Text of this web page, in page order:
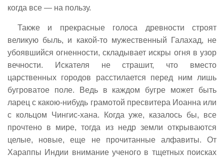
когда все — на пользу.
Также и прекрасные голоса древности строят
великую быль, и какой-то мужественный Галахад, не
убоявшийся огненности, складывает искры огня в узор
вечности. Искателя не страшит, что вместо
царственных городов расстилается перед ним лишь
бугроватое поле. Ведь в каждом бугре может быть
ларец с какою-нибудь грамотой пресвитера Иоанна или
с кольцом Чингис-хана. Когда уже, казалось бы, все
прочтено в мире, тогда из недр земли открываются
целые, новые, еще не прочитанные алфавиты. От
Хараппы Индии внимание ученого в тщетных поисках